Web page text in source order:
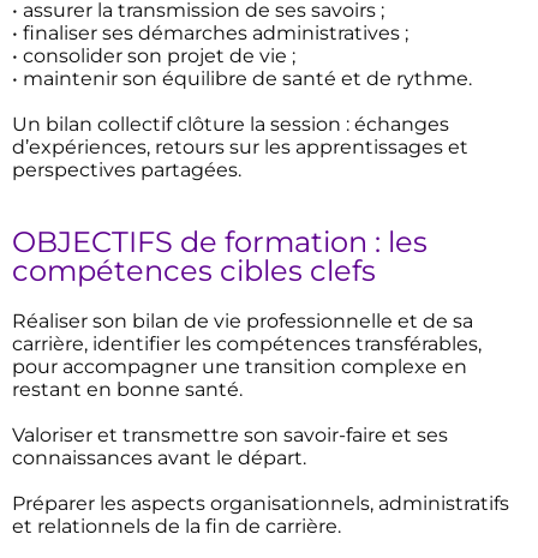
• assurer la transmission de ses savoirs ;
• finaliser ses démarches administratives ;
• consolider son projet de vie ;
• maintenir son équilibre de santé et de rythme.
Un bilan collectif clôture la session : échanges
d’expériences, retours sur les apprentissages et
perspectives partagées.
OBJECTIFS de formation : les
compétences cibles clefs
Réaliser son bilan de vie professionnelle et de sa
carrière, identifier les compétences transférables,
pour accompagner une transition complexe en
restant en bonne santé.
Valoriser et transmettre son savoir-faire et ses
connaissances avant le départ.
Préparer les aspects organisationnels, administratifs
et relationnels de la fin de carrière.